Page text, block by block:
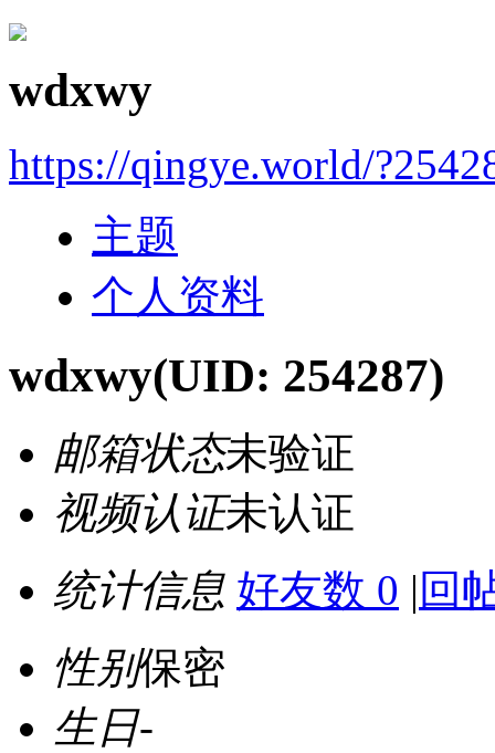
wdxwy
https://qingye.world/
主题
个人资料
wdxwy(UID: 254287)
邮箱状态未验证
视频认证未认证
统计信息 好友数 0 | 回
性别保密
生日-